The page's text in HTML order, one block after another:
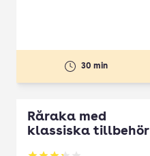
30 min
Råraka med
klassiska tillbehör